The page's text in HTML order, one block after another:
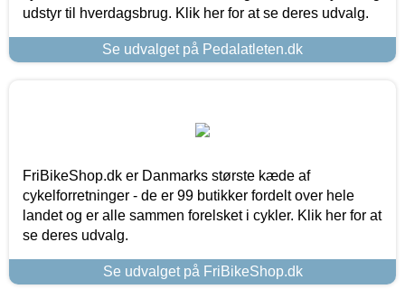
udstyr til hverdagsbrug. Klik her for at se deres udvalg.
Se udvalget på Pedalatleten.dk
FriBikeShop.dk er Danmarks største kæde af
cykelforretninger - de er 99 butikker fordelt over hele
landet og er alle sammen forelsket i cykler. Klik her for at
se deres udvalg.
Se udvalget på FriBikeShop.dk